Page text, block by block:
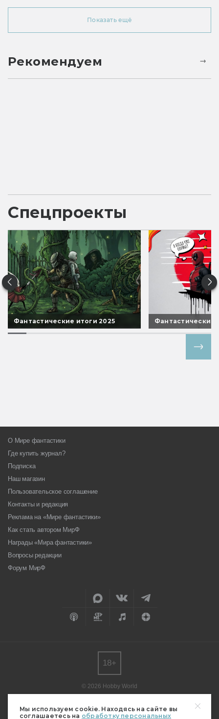
Мы используем cookie. Находясь на сайте вы
соглашаетесь на обработку персональных
Показать ещё
Рекомендуем
Спецпроекты
Фантастические итоги 2025 Фантастические
О Мире фантастики
Где купить журнал?
Подписка
Наш магазин
Пользовательское соглашение
Контакты и редакция
Реклама на «Мире фантастики»
Как стать автором МирФ
Награды «Мира фантастики»
Вопросы редакции
Форум МирФ
© 2026 Hobby World
редакции.
Мнение авторов может не совпадать с мнением редакции.
18+